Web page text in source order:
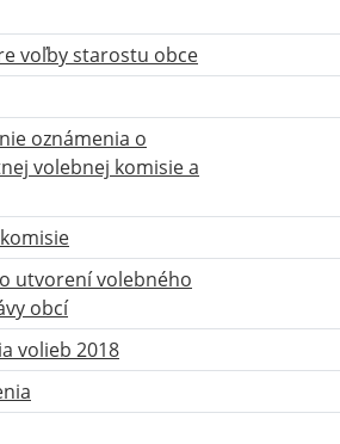
voľby starostu obce
oznámenia o
volebnej komisie a
utvorení volebného
obcí
volieb 2018